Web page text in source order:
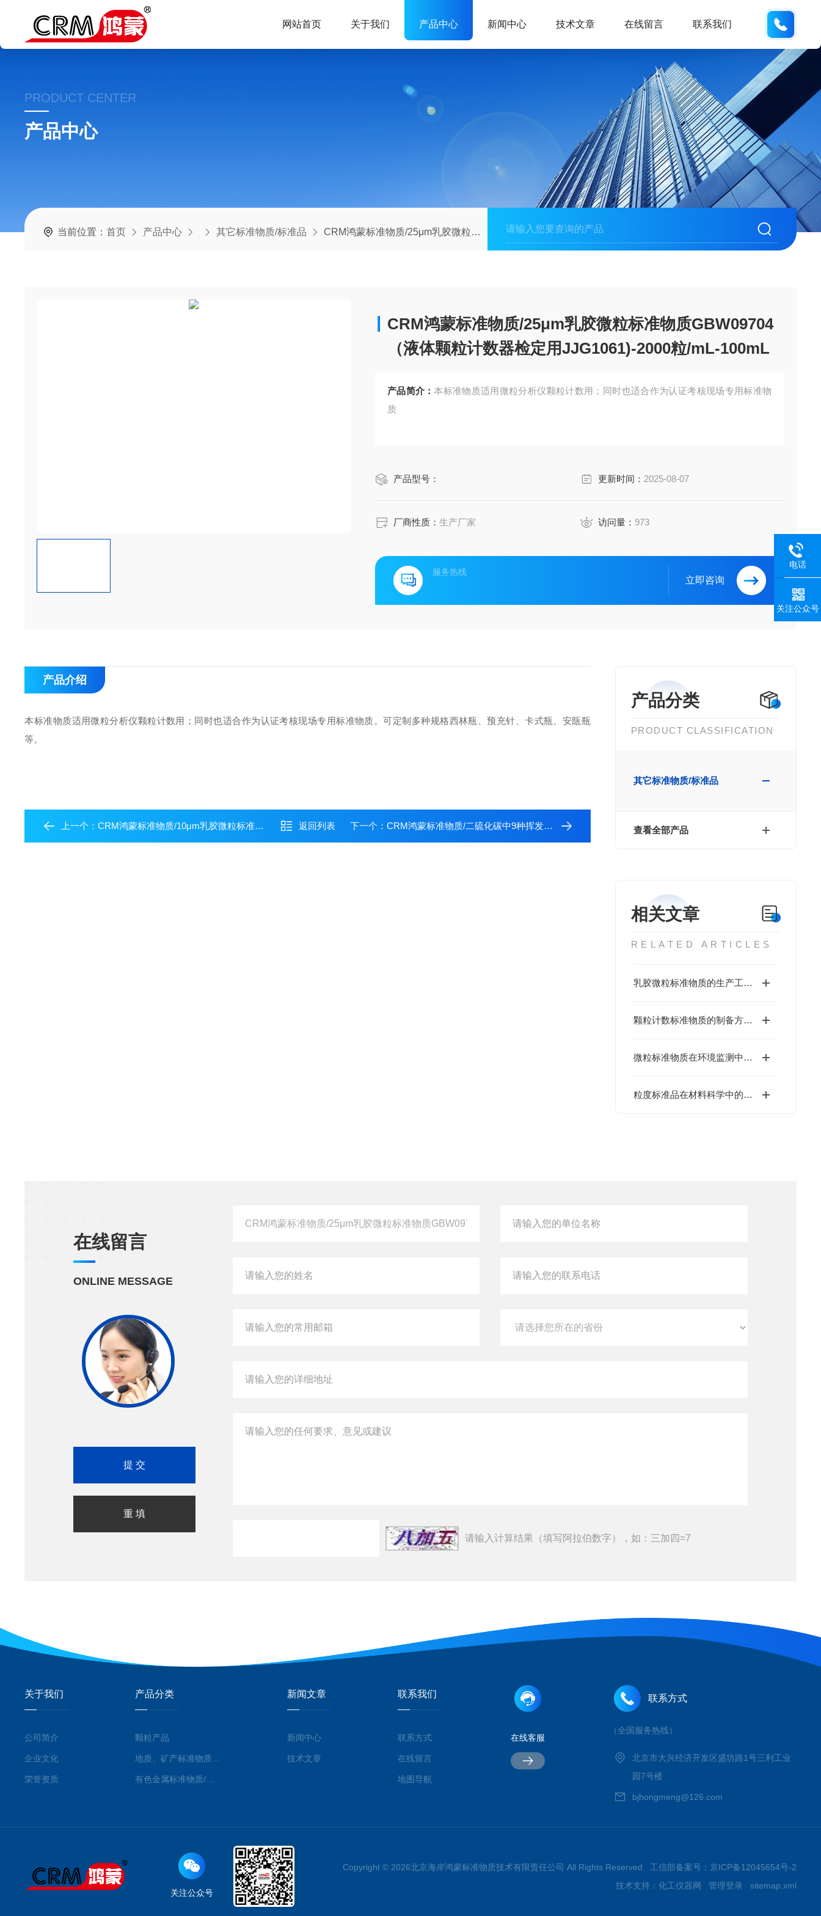
网站首页 关于我们 产品中心 新闻中心 技术文章 在线留言 联系我们
PRODUCT CENTER
产品中心
当前位置：首页 产品中心 其它标准物质/标准品 CRM鸿蒙标准物质/25μm乳胶微粒标准物质GBW09704（液体颗粒计数器检定用JJG1061)-2000粒/mL-100mL
CRM鸿蒙标准物质/25μm乳胶微粒标准物质GBW09704
（液体颗粒计数器检定用JJG1061)-2000粒/mL-100mL
产品简介：本标准物质适用微粒分析仪颗粒计数用；同时也适合作为认证考核现场专用标准物
质
产品型号： 更新时间： 2025-08-07
厂商性质：生产厂家 访问量： 973
服务热线
立即咨询
产品分类
PRODUCT CLASSIFICATION
其它标准物质/标准品
查看全部产品
相关文章
RELATED ARTICLES
乳胶微粒标准物质的生产工艺与优化
颗粒计数标准物质的制备方法与性能分析
微粒标准物质在环境监测中的应用
粒度标准品在材料科学中的重要性
产品介绍
本标准物质适用微粒分析仪颗粒计数用；同时也适合作为认证考核现场专用标准物质。可定制多种规格西林瓶、预充针、卡式瓶、安瓿瓶
等。
上一个：CRM鸿蒙标准物质/10μm乳胶微粒标准物质GBW09703（液体颗粒计数器检定用JJG1061)-2000粒/mL-100mL 返回列表 下一个： CRM鸿蒙标准物质/二硫化碳中9种挥发性有机物(TVOC)（气相色谱法测定TVOC）（苯、甲苯、乙苯、邻二甲苯、间二甲苯、对二甲苯、苯乙烯、正十一烷、乙酸丁酯）
在线留言
ONLINE MESSAGE
请输入计算结果（填写阿拉伯数字），如：三加四=7
关于我们
公司简介
企业文化
荣誉资质
产品分类
颗粒产品
有色金属标准物质/标准品
新闻文章
新闻中心
技术文章
联系我们
联系方式
在线留言
地图导航
在线客服
联系方式
（全国服务热线）
北京市大兴经济开发区盛坊路1号三利工业
园7号楼
bjhongmeng@126.com
关注公众号
Copyright © 2026北京海岸鸿蒙标准物质技术有限责任公司 All Rights Reserved 工信部备案号： 京ICP备12045654号-2
技术支持： 化工仪器网 管理登录 sitemap.xml
电话
关注公众号